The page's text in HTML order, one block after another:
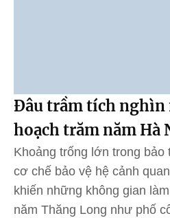
Đâu trầm tích nghìn
hoạch trăm năm Hà
Khoảng trống lớn trong bảo
cơ chế bảo vệ hệ cảnh
khiến những không gian
năm Thăng Long như phố